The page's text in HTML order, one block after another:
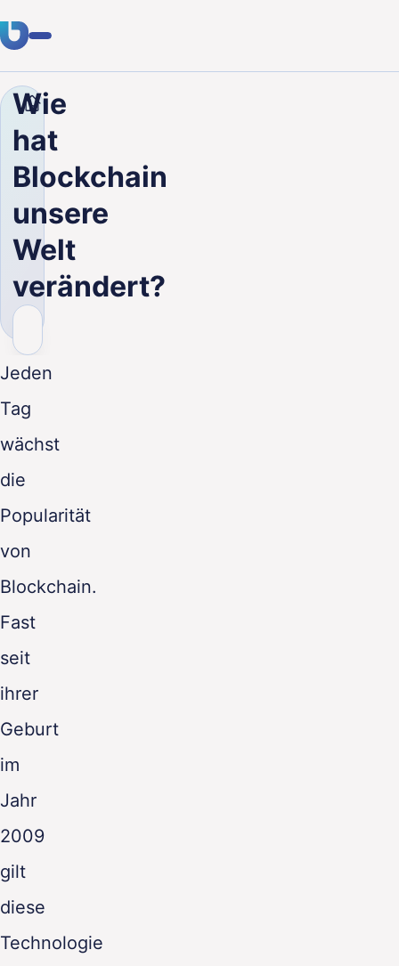
Fachwissen
Kunden
Branchen
Über uns
Karriere
Unternehmen
Wie
hat
Blockchain
unsere
Welt
verändert?
Jeden
Tag
wächst
die
Popularität
von
Blockchain.
Fast
seit
ihrer
Geburt
im
Jahr
2009
gilt
diese
Technologie